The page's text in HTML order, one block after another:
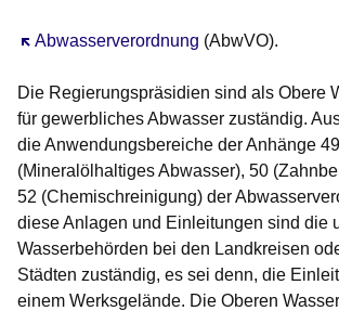
Abwasserverordnung
Öffnet sich in einem neuen Fenster
(AbwVO).
Die Regierungspräsidien sind als Obere
für gewerbliches Abwasser zuständig.
die Anwendungsbereiche der Anhänge 49
(Mineralölhaltiges Abwasser), 50
52 (Chemischreinigung) der
diese Anlagen und Einleitungen sind die
Wasserbehörden bei den Landkreisen
Städten zuständig, es sei denn, die
einem Werksgelände. Die Oberen